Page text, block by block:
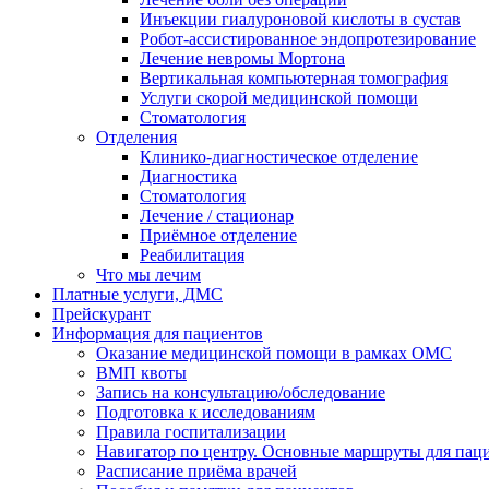
Инъекции гиалуроновой кислоты в сустав
Робот-ассистированное эндопротезирование
Лечение невромы Мортона
Вертикальная компьютерная томография
Услуги скорой медицинской помощи
Стоматология
Отделения
Клинико-диагностическое отделение
Диагностика
Стоматология
Лечение / стационар
Приёмное отделение
Реабилитация
Что мы лечим
Платные услуги, ДМС
Прейскурант
Информация для пациентов
Оказание медицинской помощи в рамках ОМС
ВМП квоты
Запись на консультацию/обследование
Подготовка к исследованиям
Правила госпитализации
Навигатор по центру. Основные маршруты для
Расписание приёма врачей